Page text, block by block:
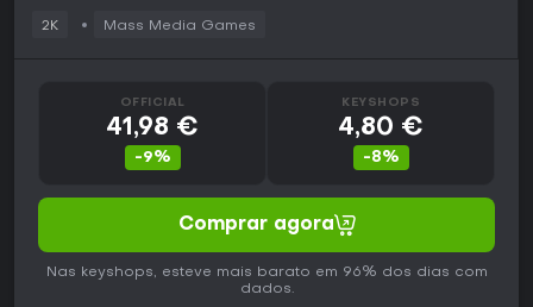
2K Mass Media Games
OFFICIAL
41,98 €
-9%
KEYSHOPS
4,80 €
-8%
Comprar agora
Nas keyshops, esteve mais barato em 96% dos dias com
dados.